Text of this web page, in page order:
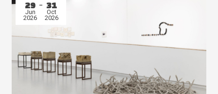
29
Jun
2026
31
Oct
2026